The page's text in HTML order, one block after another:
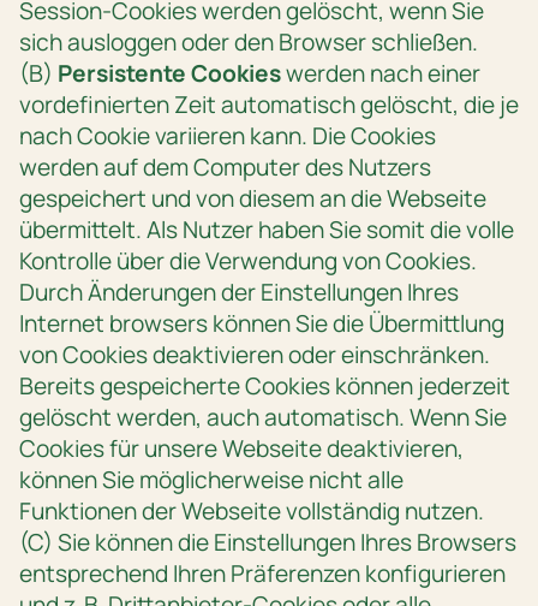
Session-Cookies werden gelöscht, wenn Sie
sich ausloggen oder den Browser schließen.
(B) Persistente Cookieswerden nach einer
vordefinierten Zeit automatisch gelöscht, die je
nach Cookie variieren kann. Die Cookies
werden auf dem Computer des Nutzers
gespeichert und von diesem an die Webseite
übermittelt. Als Nutzer haben Sie somit die volle
Kontrolle über die Verwendung von Cookies.
Durch Änderungen der Einstellungen Ihres
Internet browsers können Sie die Übermittlung
von Cookies deaktivieren oder einschränken.
Bereits gespeicherte Cookies können jederzeit
gelöscht werden, auch automatisch. Wenn Sie
Cookies für unsere Webseite deaktivieren,
können Sie möglicherweise nicht alle
Funktionen der Webseite vollständig nutzen.
(C) Sie können die Einstellungen Ihres Browsers
entsprechend Ihren Präferenzen konfigurieren